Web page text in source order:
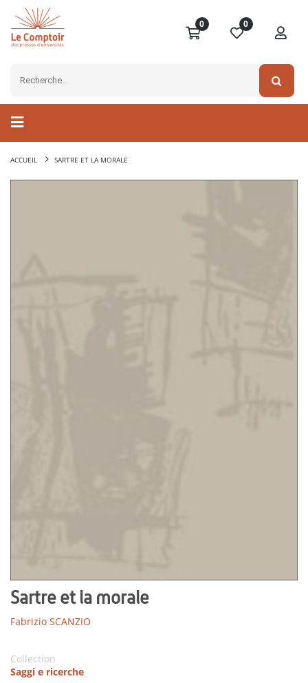
0 0
ACCUEIL SARTRE ET LA MORALE
Sartre et la morale
Fabrizio SCANZIO
Collection
Saggi e ricerche